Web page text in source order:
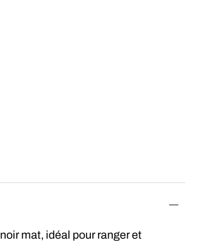
mat, idéal pour ranger et